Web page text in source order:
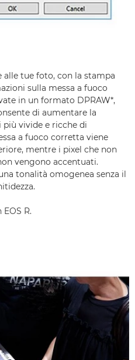
tue foto, con la stampa
sulla messa a fuoco
in un formato DPRAW*,
di aumentare la
vivide e ricche di
a fuoco corretta viene
mentre i pixel che non
vengono accentuati.
tonalità omogenea senza il
R.